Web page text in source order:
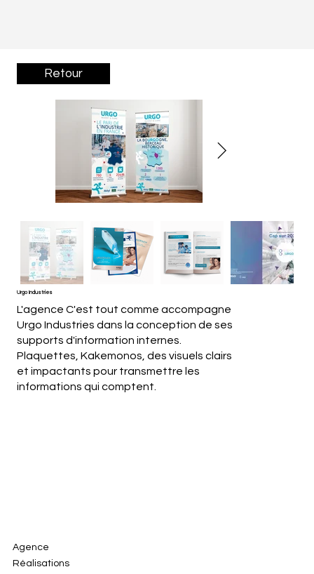
Retour
Urgo Industries
L'agence C'est tout comme accompagne
Urgo Industries dans la conception de ses
supports d'information internes.
Plaquettes, Kakemonos, des visuels clairs
et impactants pour transmettre les
informations qui comptent.
Agence
Réalisations